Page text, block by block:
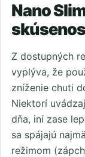
Nano
Z dostupných
vyplýva, že
zníženie chuti
Niektorí
dňa, iní zase
sa spájajú
režimom